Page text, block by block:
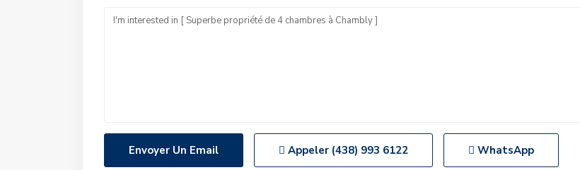
Appeler (438) 993 6122 WhatsApp